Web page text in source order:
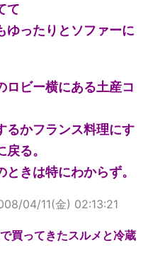
て
ゆったりとソファーに
ロビー横にある土産コ
るかフランス料理にす
る。
きは特にわからず。
04/11(金) 02:13:21
買ってきたスルメと冷蔵